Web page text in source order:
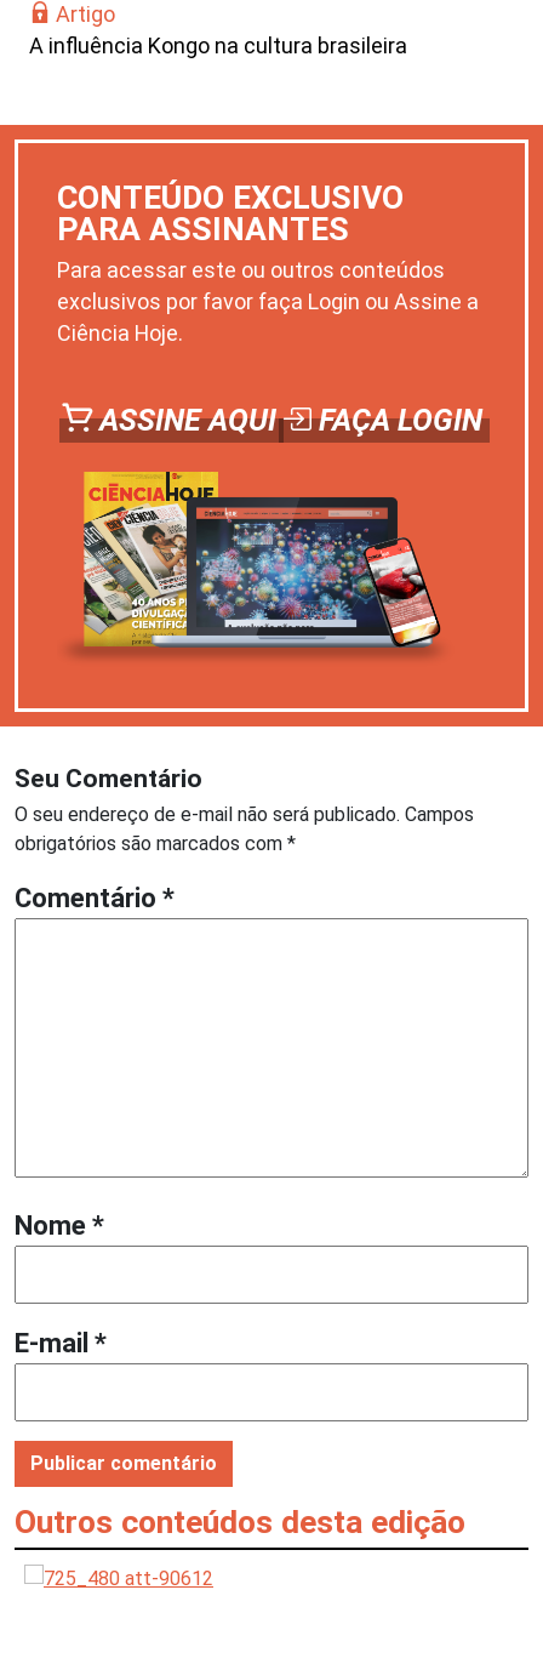
Artigo
A influência Kongo na cultura brasileira
CONTEÚDO EXCLUSIVO
PARA ASSINANTES
Para acessar este ou outros conteúdos
exclusivos por favor faça Login ou Assine a
Ciência Hoje.
ASSINE AQUI FAÇA LOGIN
Seu Comentário
O seu endereço de e-mail não será publicado. Campos
obrigatórios são marcados com *
Comentário *
Nome *
E-mail *
Outros conteúdos desta edição